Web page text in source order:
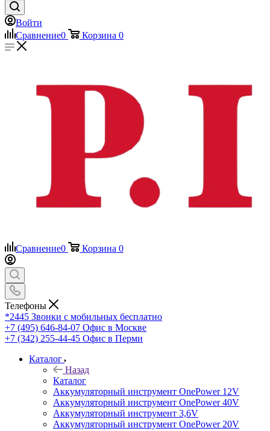
Войти
Сравнение0 Корзина 0
Сравнение0 Корзина 0
Телефоны
*2445 Звонки с мобильных бесплатно
+7 (495) 646-84-07 Офис в Москве
+7 (342) 255-44-45 Офис в Перми
Каталог
Назад
Каталог
Аккумуляторный инструмент OnePower 12V
Аккумуляторный инструмент OnePower 40V
Аккумуляторный инструмент 3,6V
Аккумуляторный инструмент OnePower 20V